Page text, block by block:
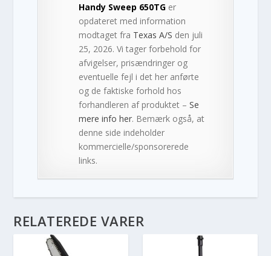
Handy Sweep 650TG er
opdateret med information
modtaget fra Texas A/S den juli
25, 2026. Vi tager forbehold for
afvigelser, prisændringer og
eventuelle fejl i det her anførte
og de faktiske forhold hos
forhandleren af produktet –Se
mere info her. Bemærk også, at
denne side indeholder
kommercielle/sponsorerede
links.
RELATEREDE VARER